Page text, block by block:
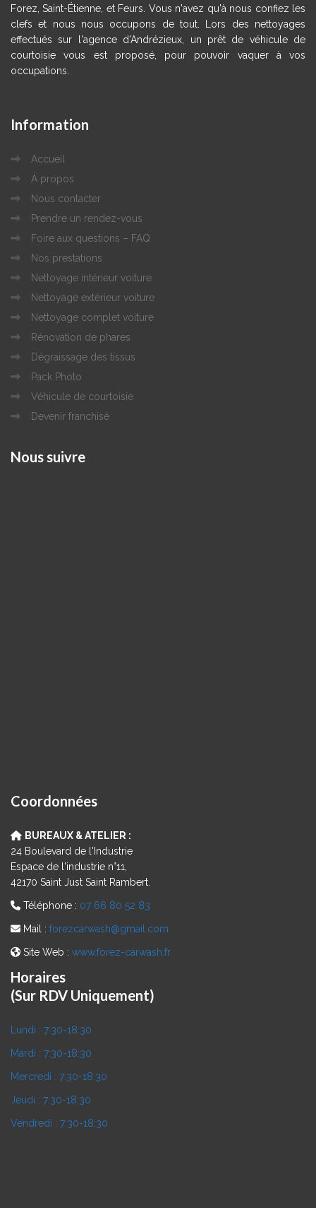
Forez, Saint-Étienne, et Feurs. Vous n'avez qu'à nous confiez les
clefs et nous nous occupons de tout. Lors des nettoyages
effectués sur l'agence d'Andrézieux, un prêt de véhicule de
courtoisie vous est proposé, pour pouvoir vaquer à vos
occupations.
Information
Accueil
À propos
Nous contacter
Prendre un rendez-vous
Foire aux questions – FAQ
Nos prestations
Nettoyage intérieur voiture
Nettoyage extérieur voiture
Nettoyage complet voiture
Rénovation de phares
Dégraissage des tissus
Pack Photo
Véhicule de courtoisie
Devenir franchisé
Nous suivre
Coordonnées
BUREAUX & ATELIER :
24 Boulevard de l'Industrie
Espace de l'industrie n°11,
42170 Saint Just Saint Rambert.
Téléphone : 07 66 80 52 83
Mail : forezcarwash@gmail.com
Site Web : www.forez-carwash.fr
Horaires
(Sur RDV Uniquement)
Lundi : 7:30-18:30
Mardi : 7:30-18:30
Mercredi : 7:30-18:30
Jeudi : 7:30-18:30
Vendredi : 7:30-18:30